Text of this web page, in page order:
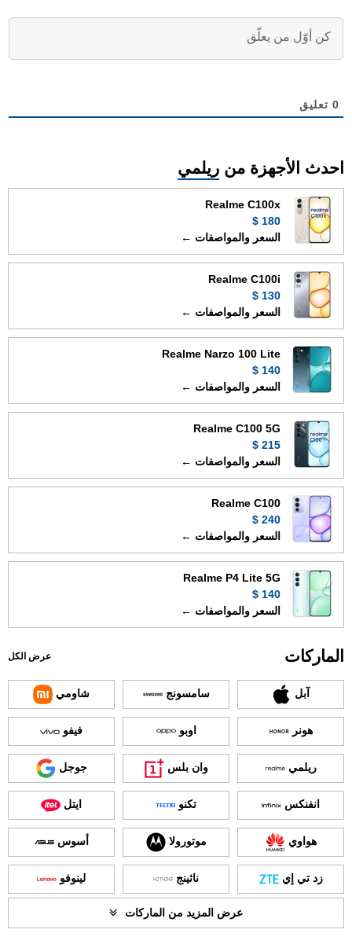
0 تعليق
احدث الأجهزة من ريلمي
Realme C100x
180 $
السعر والمواصفات ←
Realme C100i
130 $
السعر والمواصفات ←
Realme Narzo 100 Lite
140 $
السعر والمواصفات ←
Realme C100 5G
215 $
السعر والمواصفات ←
Realme C100
240 $
السعر والمواصفات ←
Realme P4 Lite 5G
140 $
السعر والمواصفات ←
الماركات عرض الكل
آبل سامسونج شاومي
هونر اوبو فيفو
ريلمي وان بلس جوجل
انفنكس تكنو ايتل
هواوي موتورولا أسوس
زد تي إي ناثينج لينوفو
عرض المزيد من الماركات